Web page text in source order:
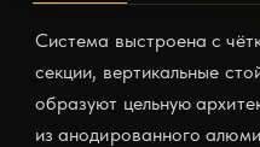
Система выстроена с
секции, вертикальные
образуют цельную
из анодированного